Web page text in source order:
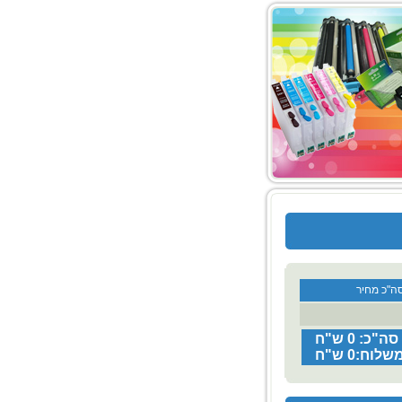
מחיר
סה"כ: 0 ש"ח
0 ש"ח